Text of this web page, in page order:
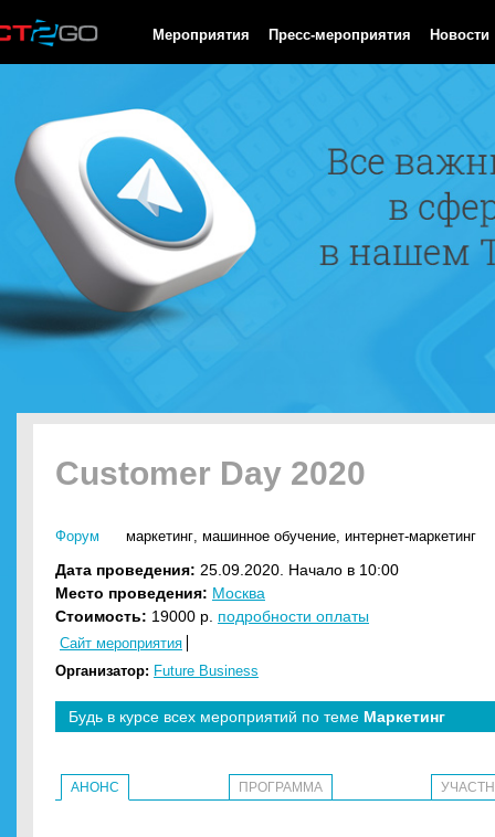
Мероприятия Пресс-мероприятия Новости
Customer Day 2020
Форум маркетинг, машинное обучение, интернет-маркетинг
Дата проведения: 25.09.2020. Начало в 10:00
Место проведения: Москва
Стоимость: 19000 р. подробности оплаты
Сайт мероприятия
Организатор: Future Business
Будь в курсе всех мероприятий по теме Маркетинг
АНОНС ПРОГРАММА